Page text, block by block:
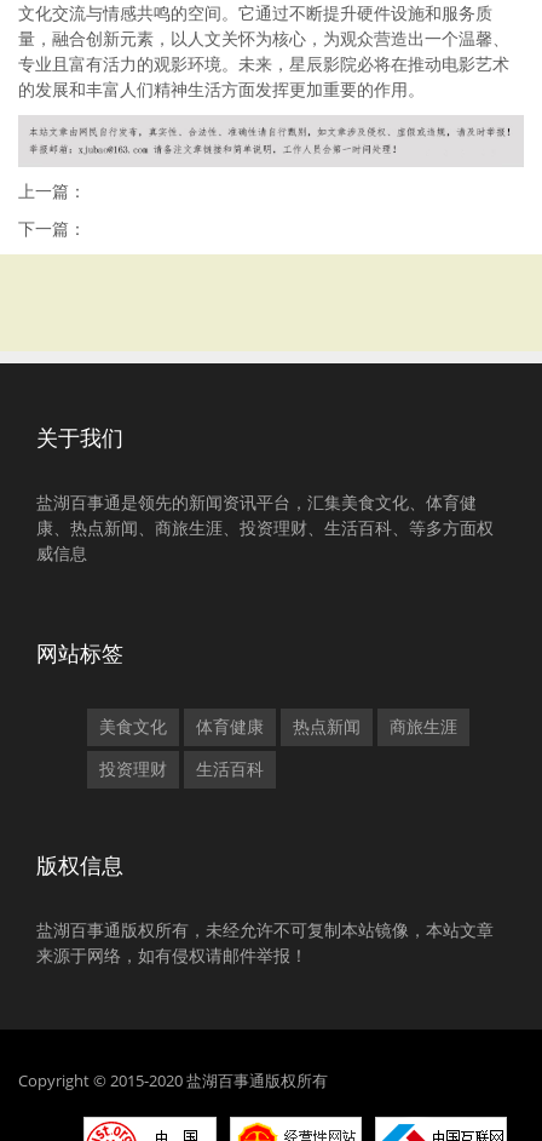
文化交流与情感共鸣的空间。它通过不断提升硬件设施和服务质
量，融合创新元素，以人文关怀为核心，为观众营造出一个温馨、
专业且富有活力的观影环境。未来，星辰影院必将在推动电影艺术
的发展和丰富人们精神生活方面发挥更加重要的作用。
上一篇：
下一篇：
关于我们
盐湖百事通是领先的新闻资讯平台，汇集美食文化、体育健
康、热点新闻、商旅生涯、投资理财、生活百科、等多方面权
威信息
网站标签
美食文化 体育健康 热点新闻 商旅生涯
投资理财 生活百科
版权信息
盐湖百事通版权所有，未经允许不可复制本站镜像，本站文章
来源于网络，如有侵权请邮件举报！
Copyright © 2015-2020 盐湖百事通版权所有